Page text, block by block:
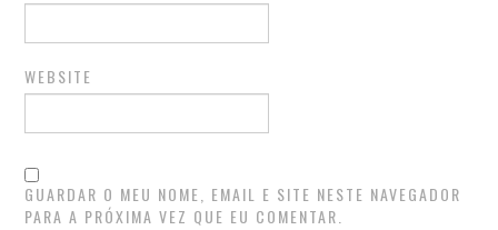
WEBSITE
GUARDAR O MEU NOME, EMAIL E SITE NESTE NAVEGADOR
PARA A PRÓXIMA VEZ QUE EU COMENTAR.